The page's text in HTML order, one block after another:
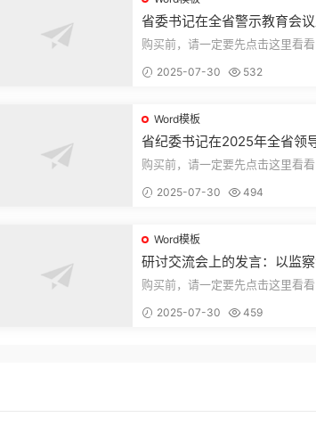
省委书记在全省警示教育会
的讲话.1
购买前，请一定要先点击这里看
束，本文...
2025-07-30 532
Word模板
省纪委书记在2025年全省领
部警示教育会上的讲话.1
购买前，请一定要先点击这里看
束，本文...
2025-07-30 494
Word模板
研讨交流会上的发言：以监
实施条例为纲推动巡察工作
购买前，请一定要先点击这里看
束，本文...
2025-07-30 459